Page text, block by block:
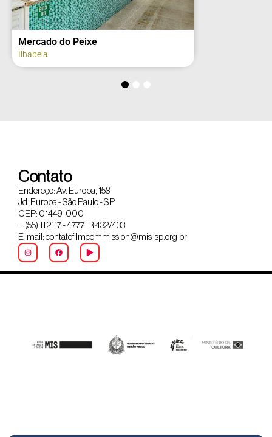
Mercado do Peixe
Ilhabela
Contato
Endereço: Av. Europa, 158
Jd. Europa - São Paulo - SP
CEP: 01449-000
+ (55) 11 2117 - 4777 R 432/433
E-mail: contatofilmcommission@mis-sp.org.br